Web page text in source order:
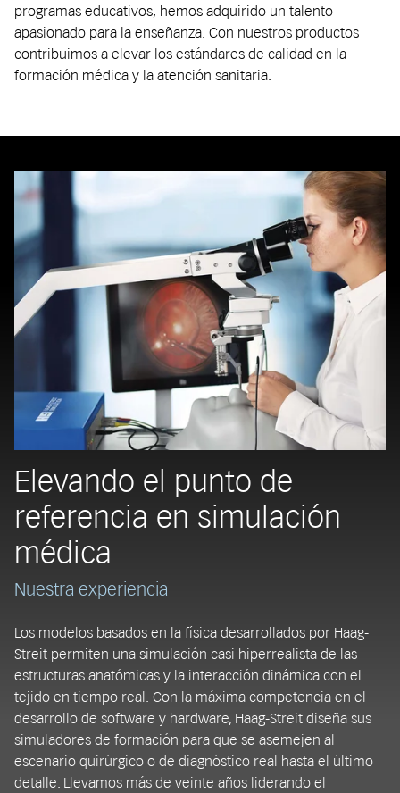
programas educativos, hemos adquirido un talento
apasionado para la enseñanza. Con nuestros productos
contribuimos a elevar los estándares de calidad en la
formación médica y la atención sanitaria.
Elevando el punto de
referencia en simulación
médica
Nuestra experiencia
Los modelos basados en la física desarrollados por Haag-
Streit permiten una simulación casi hiperrealista de las
estructuras anatómicas y la interacción dinámica con el
tejido en tiempo real. Con la máxima competencia en el
desarrollo de software y hardware, Haag-Streit diseña sus
simuladores de formación para que se asemejen al
escenario quirúrgico o de diagnóstico real hasta el último
detalle. Llevamos más de veinte años liderando el